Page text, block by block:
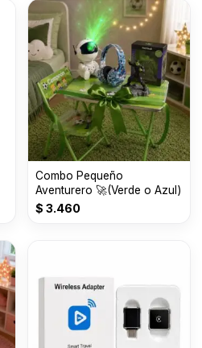
Combo Pequeño
Aventurero 🚀(Verde o Azul)
$ 3.460